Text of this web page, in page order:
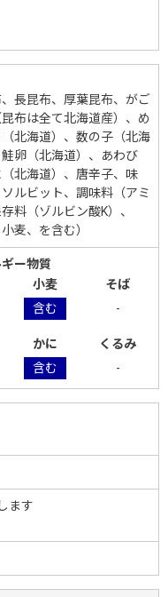
長昆布、厚葉昆布、がご
布は全て北海道産）、め
北海道）、数の子（北海
卵（北海道）、あわび
（北海道）、唐辛子、味
ルビット、調味料（アミ
料（ゾルビン酸K）、
麦、を含む）
ー物質
小麦
そば
含む -
かに
くるみ
含む -
ます